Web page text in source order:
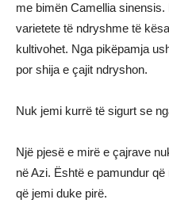
me bimën Camellia
varietete të ndryshme të
kultivohet. Nga pikëpamja
por shija e çajit ndryshon.
Nuk jemi kurrë të sigurt se
Një pjesë e mirë e çajrave
në Azi. Është e pamundur
që jemi duke pirë.